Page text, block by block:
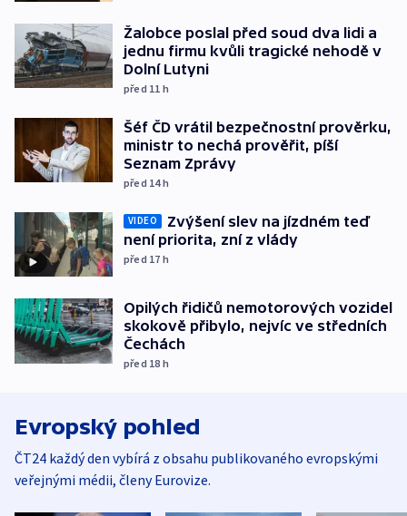
Žalobce poslal před soud dva lidi a
jednu firmu kvůli tragické nehodě v
Dolní Lutyni
před 11 h
Šéf ČD vrátil bezpečnostní prověrku,
ministr to nechá prověřit, píší
Seznam Zprávy
před 14h
VIDEO
Zvýšení slev na jízdném teď
není priorita, zní z vlády
před 17 h
Opilých řidičů nemotorových vozidel
skokově přibylo, nejvíc ve středních
Čechách
před 18 h
Evropský pohled
ČT24 každý den vybírá z obsahu publikovaného evropskými
veřejnými médii, členy Eurovize.